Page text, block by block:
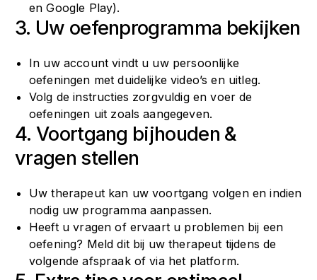
en Google Play).
3. Uw oefenprogramma bekijken
In uw account vindt u uw persoonlijke
oefeningen met duidelijke video’s en uitleg.
Volg de instructies zorgvuldig en voer de
oefeningen uit zoals aangegeven.
4. Voortgang bijhouden &
vragen stellen
Uw therapeut kan uw voortgang volgen en indien
nodig uw programma aanpassen.
Heeft u vragen of ervaart u problemen bij een
oefening? Meld dit bij uw therapeut tijdens de
volgende afspraak of via het platform.